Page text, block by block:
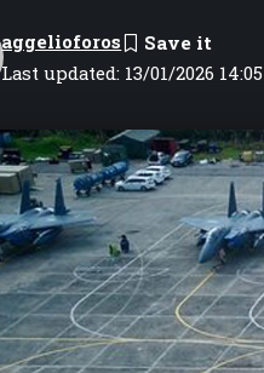
Last updated: 13/01/2026 14:05
aggelioforos